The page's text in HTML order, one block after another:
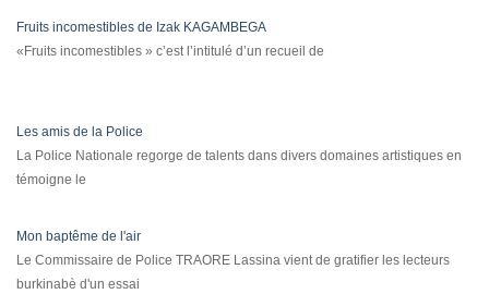
Fruits incomestibles de Izak KAGAMBEGA
«Fruits incomestibles » c’est l’intitulé d’un recueil de
Les amis de la Police
La Police Nationale regorge de talents dans divers domaines artistiques en
témoigne le
Mon baptême de l'air
Le Commissaire de Police TRAORE Lassina vient de gratifier les lecteurs
burkinabè d'un essai